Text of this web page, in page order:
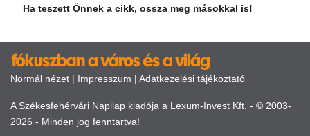
Ha teszett Önnek a cikk, ossza meg másokkal is!
Normál nézet | Impresszum | Adatkezelési tájékoztató
A Székesfehérvári Napilap kiadója a Lexum-Invest Kft. - © 2003-
2026 - Minden jog fenntartva!